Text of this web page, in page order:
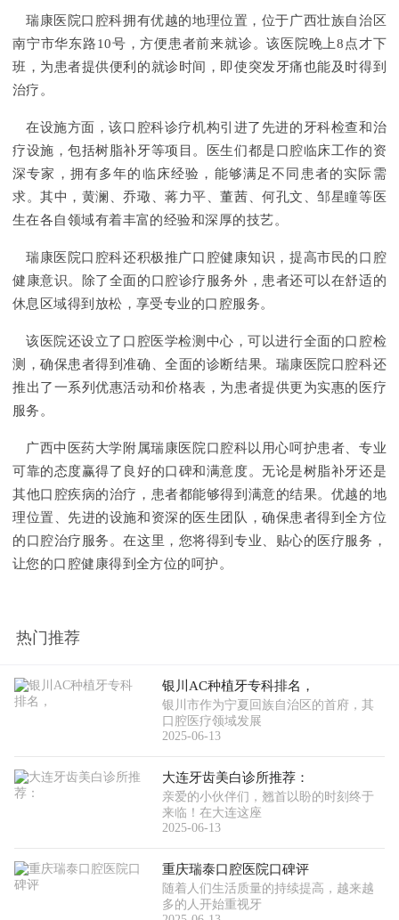
瑞康医院口腔科拥有优越的地理位置，位于广西壮族自治区
南宁市华东路10号，方便患者前来就诊。该医院晚上8点才下
班，为患者提供便利的就诊时间，即使突发牙痛也能及时得到
治疗。
在设施方面，该口腔科诊疗机构引进了先进的牙科检查和治
疗设施，包括树脂补牙等项目。医生们都是口腔临床工作的资
深专家，拥有多年的临床经验，能够满足不同患者的实际需
求。其中，黄澜、乔璥、蒋力平、董茜、何孔文、邹星瞳等医
生在各自领域有着丰富的经验和深厚的技艺。
瑞康医院口腔科还积极推广口腔健康知识，提高市民的口腔
健康意识。除了全面的口腔诊疗服务外，患者还可以在舒适的
休息区域得到放松，享受专业的口腔服务。
该医院还设立了口腔医学检测中心，可以进行全面的口腔检
测，确保患者得到准确、全面的诊断结果。瑞康医院口腔科还
推出了一系列优惠活动和价格表，为患者提供更为实惠的医疗
服务。
广西中医药大学附属瑞康医院口腔科以用心呵护患者、专业
可靠的态度赢得了良好的口碑和满意度。无论是树脂补牙还是
其他口腔疾病的治疗，患者都能够得到满意的结果。优越的地
理位置、先进的设施和资深的医生团队，确保患者得到全方位
的口腔治疗服务。在这里，您将得到专业、贴心的医疗服务，
让您的口腔健康得到全方位的呵护。
热门推荐
银川AC种植牙专科排名，
银川市作为宁夏回族自治区的首府，其
口腔医疗领域发展
2025-06-13
大连牙齿美白诊所推荐：
亲爱的小伙伴们，翘首以盼的时刻终于
来临！在大连这座
2025-06-13
重庆瑞泰口腔医院口碑评
随着人们生活质量的持续提高，越来越
多的人开始重视牙